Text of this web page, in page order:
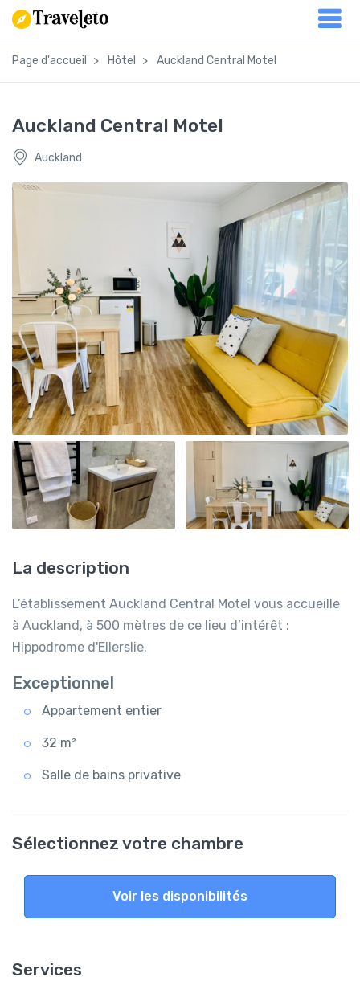
Page d'accueil Hôtel Auckland Central Motel
Auckland Central Motel
Auckland
La description
L’établissement Auckland Central Motel vous accueille
à Auckland, à 500 mètres de ce lieu d’intérêt :
Hippodrome d'Ellerslie.
Exceptionnel
Appartement entier
32 m²
Salle de bains privative
Sélectionnez votre chambre
Voir les disponibilités
Services